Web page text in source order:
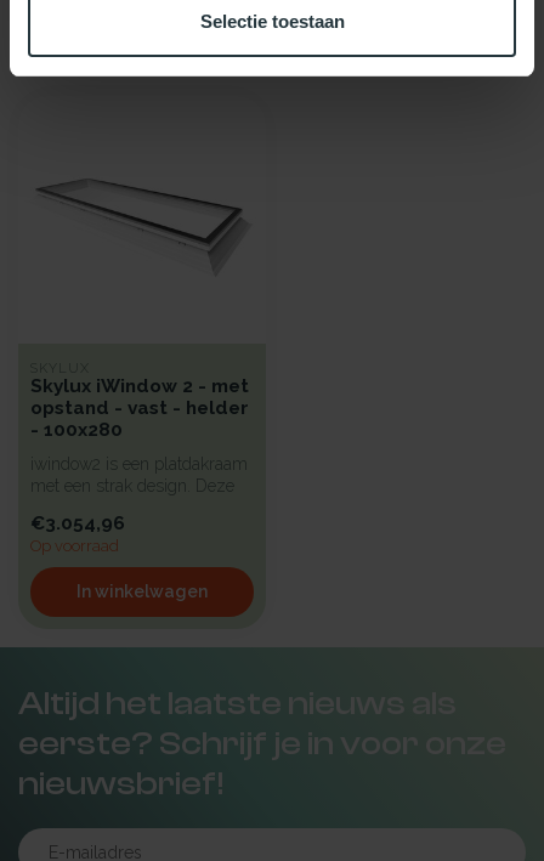
Selectie toestaan
Recent bekeken
SKYLUX
Skylux iWindow 2 - met
opstand - vast - helder
- 100x280
iwindow2 is een platdakraam
met een strak design. Deze
€3.054,96
Op voorraad
In winkelwagen
Altijd het laatste nieuws als
eerste? Schrijf je in voor onze
nieuwsbrief!